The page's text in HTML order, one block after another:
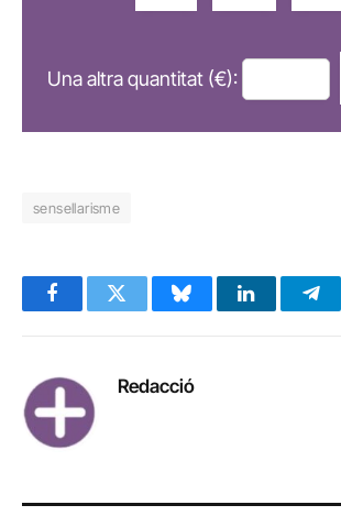
Una altra quantitat (€):
sensellarisme
FacebookTwitter BlueskyLinkedIn
Redacció